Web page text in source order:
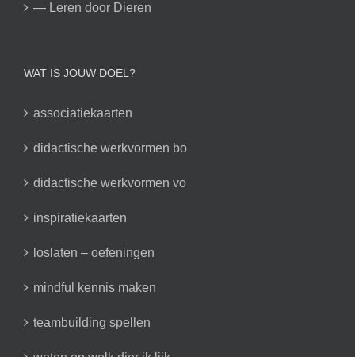
— Leren door Dieren
WAT IS JOUW DOEL?
associatiekaarten
didactische werkvormen bo
didactische werkvormen vo
inspiratiekaarten
loslaten – oefeningen
mindful kennis maken
teambuilding spellen